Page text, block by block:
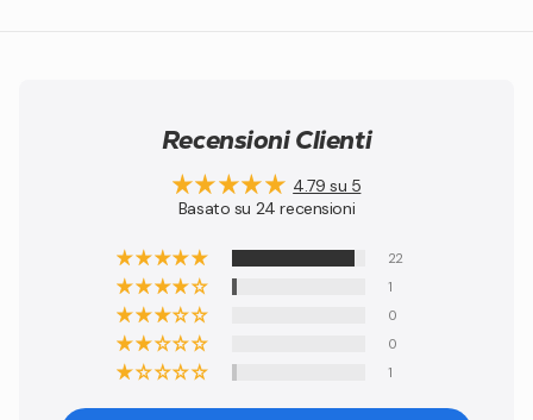
Recensioni Clienti
4.79 su 5
Basato su 24 recensioni
22
1
0
0
1